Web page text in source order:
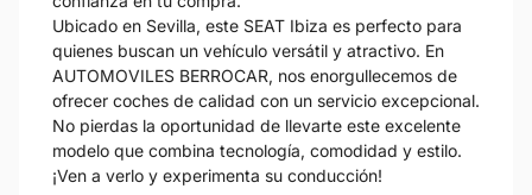
Ubicado en Sevilla, este SEAT Ibiza es perfecto para
quienes buscan un vehículo versátil y atractivo. En
AUTOMOVILES BERROCAR, nos enorgullecemos de
ofrecer coches de calidad con un servicio excepcional.
No pierdas la oportunidad de llevarte este excelente
modelo que combina tecnología, comodidad y estilo.
¡Ven a verlo y experimenta su conducción!